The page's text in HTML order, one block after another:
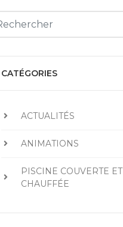
CATÉGORIES
ACTUALITÉS
ANIMATIONS
PISCINE COUVERTE ET
CHAUFFÉE